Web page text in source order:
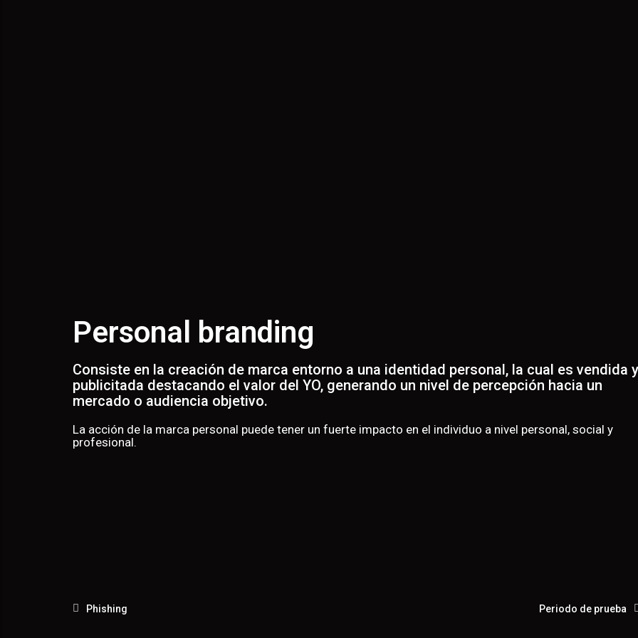
Personal branding
Consiste en la creación de marca entorno a una identidad personal, la cual es vendida y
publicitada destacando el valor del YO, generando un nivel de percepción hacia un
mercado o audiencia objetivo.
La acción de la marca personal puede tener un fuerte impacto en el individuo a nivel personal, social y
profesional.
Phishing Periodo de prueba